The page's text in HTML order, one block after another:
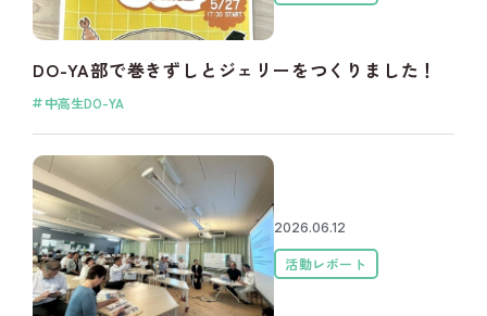
DO-YA部で巻きずしとジェリーをつくりました！
中高生DO-YA
2026.06.12
活動レポート